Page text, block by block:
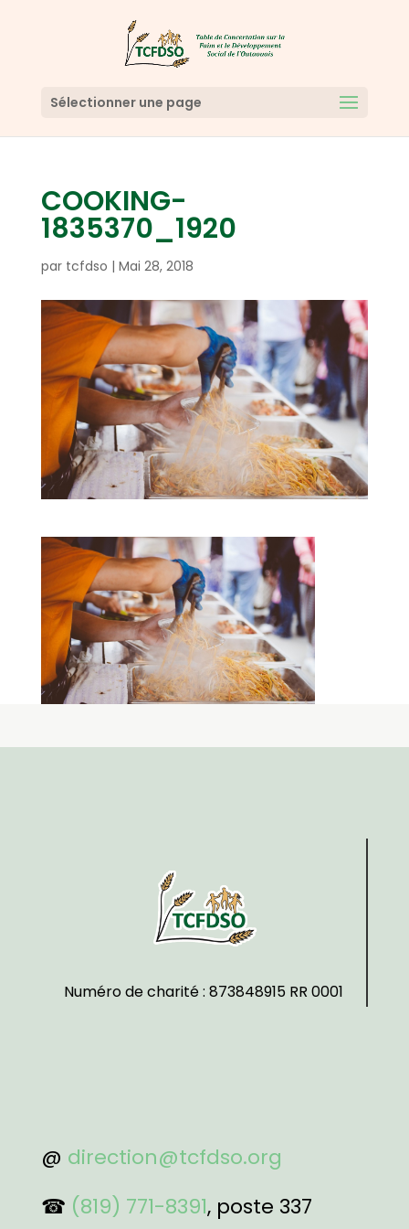
Sélectionner une page
COOKING-
1835370_1920
par tcfdso | Mai 28, 2018
Numéro de charité : 873848915 RR 0001
@ direction@tcfdso.org
☎ (819) 771-8391, poste 337